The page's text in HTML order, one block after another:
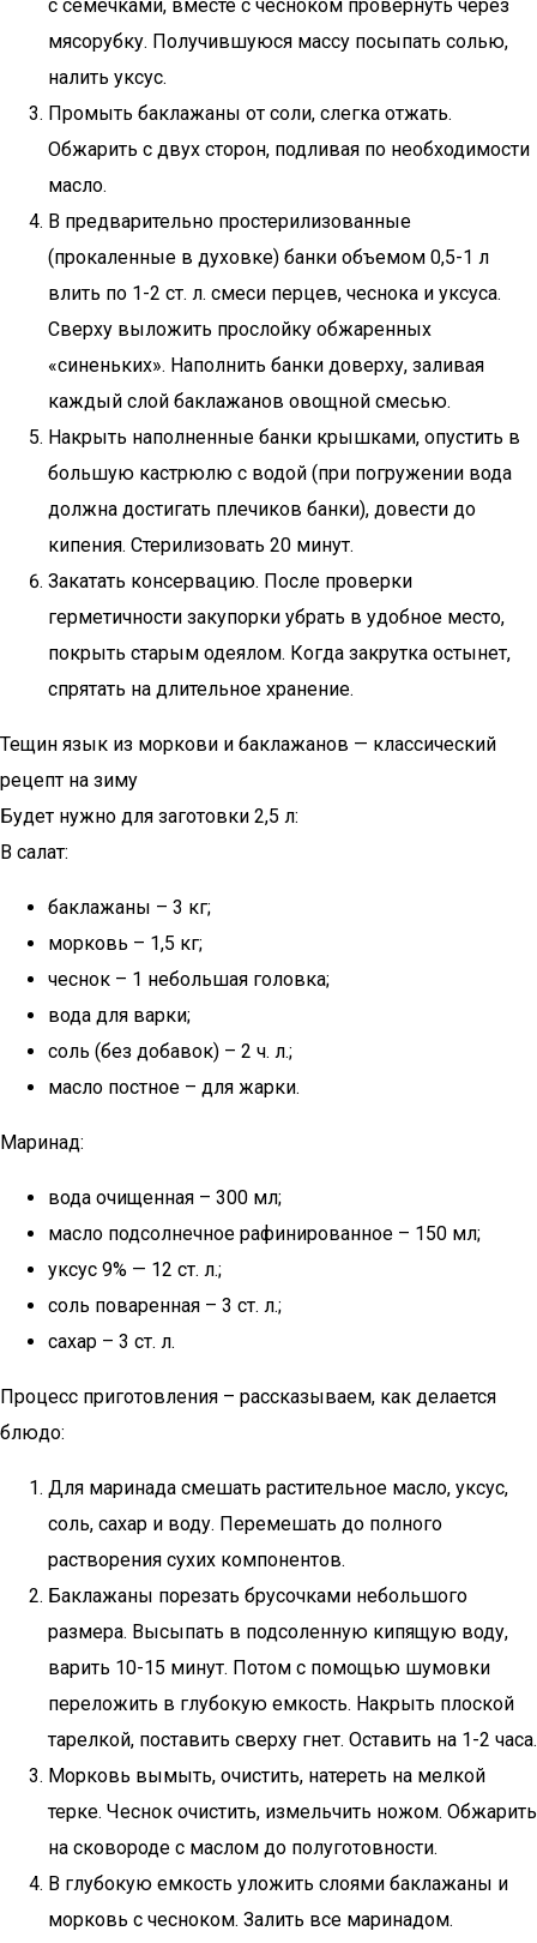
с семечками, вместе с чесноком провернуть через
мясорубку. Получившуюся массу посыпать солью,
налить уксус.
Промыть баклажаны от соли, слегка отжать.
Обжарить с двух сторон, подливая по необходимости
масло.
В предварительно простерилизованные
(прокаленные в духовке) банки объемом 0,5-1 л
влить по 1-2 ст. л. смеси перцев, чеснока и уксуса.
Сверху выложить прослойку обжаренных
«синеньких». Наполнить банки доверху, заливая
каждый слой баклажанов овощной смесью.
Накрыть наполненные банки крышками, опустить в
большую кастрюлю с водой (при погружении вода
должна достигать плечиков банки), довести до
кипения. Стерилизовать 20 минут.
Закатать консервацию. После проверки
герметичности закупорки убрать в удобное место,
покрыть старым одеялом. Когда закрутка остынет,
спрятать на длительное хранение.
Тещин язык из моркови и баклажанов — классический
рецепт на зиму
Будет нужно для заготовки 2,5 л:
В салат:
баклажаны – 3 кг;
морковь – 1,5 кг;
чеснок – 1 небольшая головка;
вода для варки;
соль (без добавок) – 2 ч. л.;
масло постное – для жарки.
Маринад:
вода очищенная – 300 мл;
масло подсолнечное рафинированное – 150 мл;
уксус 9% — 12 ст. л.;
соль поваренная – 3 ст. л.;
сахар – 3 ст. л.
Процесс приготовления – рассказываем, как делается
блюдо:
Для маринада смешать растительное масло, уксус,
соль, сахар и воду. Перемешать до полного
растворения сухих компонентов.
Баклажаны порезать брусочками небольшого
размера. Высыпать в подсоленную кипящую воду,
варить 10-15 минут. Потом с помощью шумовки
переложить в глубокую емкость. Накрыть плоской
тарелкой, поставить сверху гнет. Оставить на 1-2 часа.
Морковь вымыть, очистить, натереть на мелкой
терке. Чеснок очистить, измельчить ножом. Обжарить
на сковороде с маслом до полуготовности.
В глубокую емкость уложить слоями баклажаны и
морковь с чесноком. Залить все маринадом.